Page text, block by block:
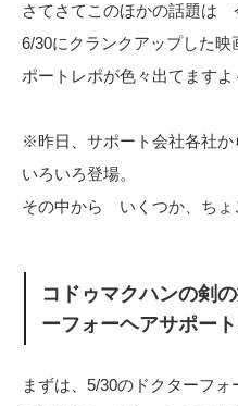
さてさてこのほかの話題は
6/30にクランクアップした
ポートレポが色々出てますよ
※昨日、サポート会社各社
いろいろ登場。
その中から いくつか、ちょ
コドゥマクハンの剣
ーフォーヘアサポー
まずは、5/30のドクターフォ